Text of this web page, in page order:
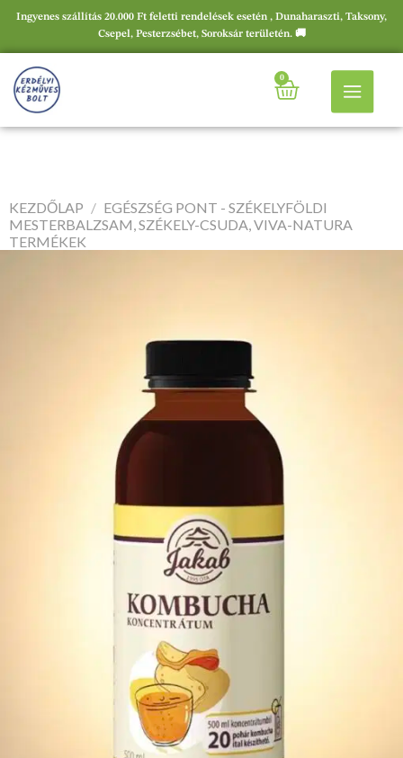
Ingyenes szállítás 20.000 Ft feletti rendelések esetén , Dunaharaszti, Taksony,
Csepel, Pesterzsébet, Soroksár területén. 🚚
0
KEZDŐLAP / EGÉSZSÉG PONT - SZÉKELYFÖLDI
MESTERBALZSAM, SZÉKELY-CSUDA, VIVA-NATURA
TERMÉKEK